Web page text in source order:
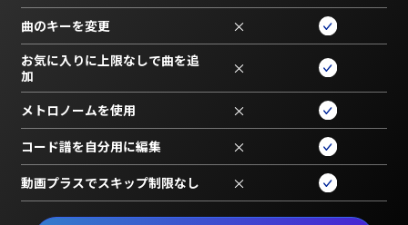
曲のキーを変更 ×
お気に入りに上限なしで曲を追
加
×
メトロノームを使用 ×
コード譜を自分用に編集 ×
動画プラスでスキップ制限なし ×